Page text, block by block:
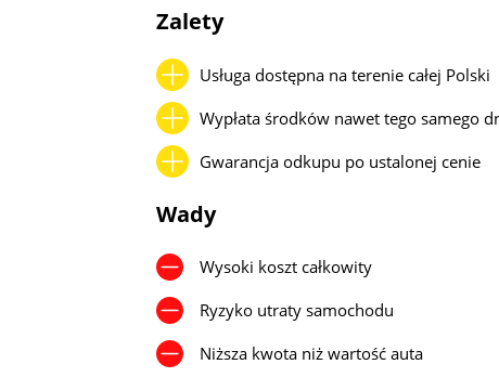
Zalety
Usługa dostępna na terenie całej Polski
Wypłata środków nawet tego samego
Gwarancja odkupu po ustalonej cenie
Wady
Wysoki koszt całkowity
Ryzyko utraty samochodu
Niższa kwota niż wartość auta